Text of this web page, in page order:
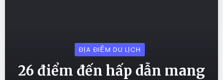
ĐỊA ĐIỂM DU LỊCH
26 điểm đến hấp dẫn mang